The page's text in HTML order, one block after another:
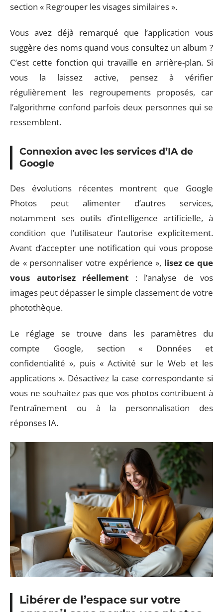
section « Regrouper les visages similaires ».
Vous avez déjà remarqué que l’application vous
suggère des noms quand vous consultez un album ?
C’est cette fonction qui travaille en arrière-plan. Si
vous la laissez active, pensez à vérifier
régulièrement les regroupements proposés, car
l’algorithme confond parfois deux personnes qui se
ressemblent.
Connexion avec les services d’IA de
Google
Des évolutions récentes montrent que Google
Photos peut alimenter d’autres services,
notamment ses outils d’intelligence artificielle, à
condition que l’utilisateur l’autorise explicitement.
Avant d’accepter une notification qui vous propose
de « personnaliser votre expérience », lisez ce que
vous autorisez réellement : l’analyse de vos
images peut dépasser le simple classement de votre
photothèque.
Le réglage se trouve dans les paramètres du
compte Google, section « Données et
confidentialité », puis « Activité sur le Web et les
applications ». Désactivez la case correspondante si
vous ne souhaitez pas que vos photos contribuent à
l’entraînement ou à la personnalisation des
réponses IA.
Libérer de l’espace sur votre